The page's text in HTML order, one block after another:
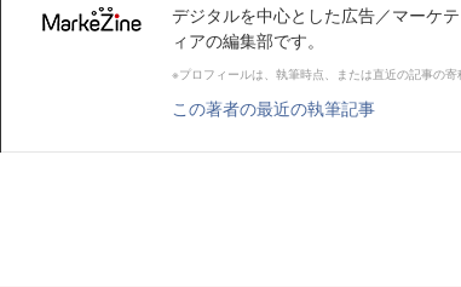
デジタルを中心とした広告／マーケ
ィアの編集部です。
※プロフィールは、執筆時点、または直近の記事の
この著者の最近の執筆記事